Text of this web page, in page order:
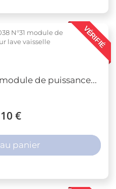
VÉRIFIÉ
module de puissance...
€
panier